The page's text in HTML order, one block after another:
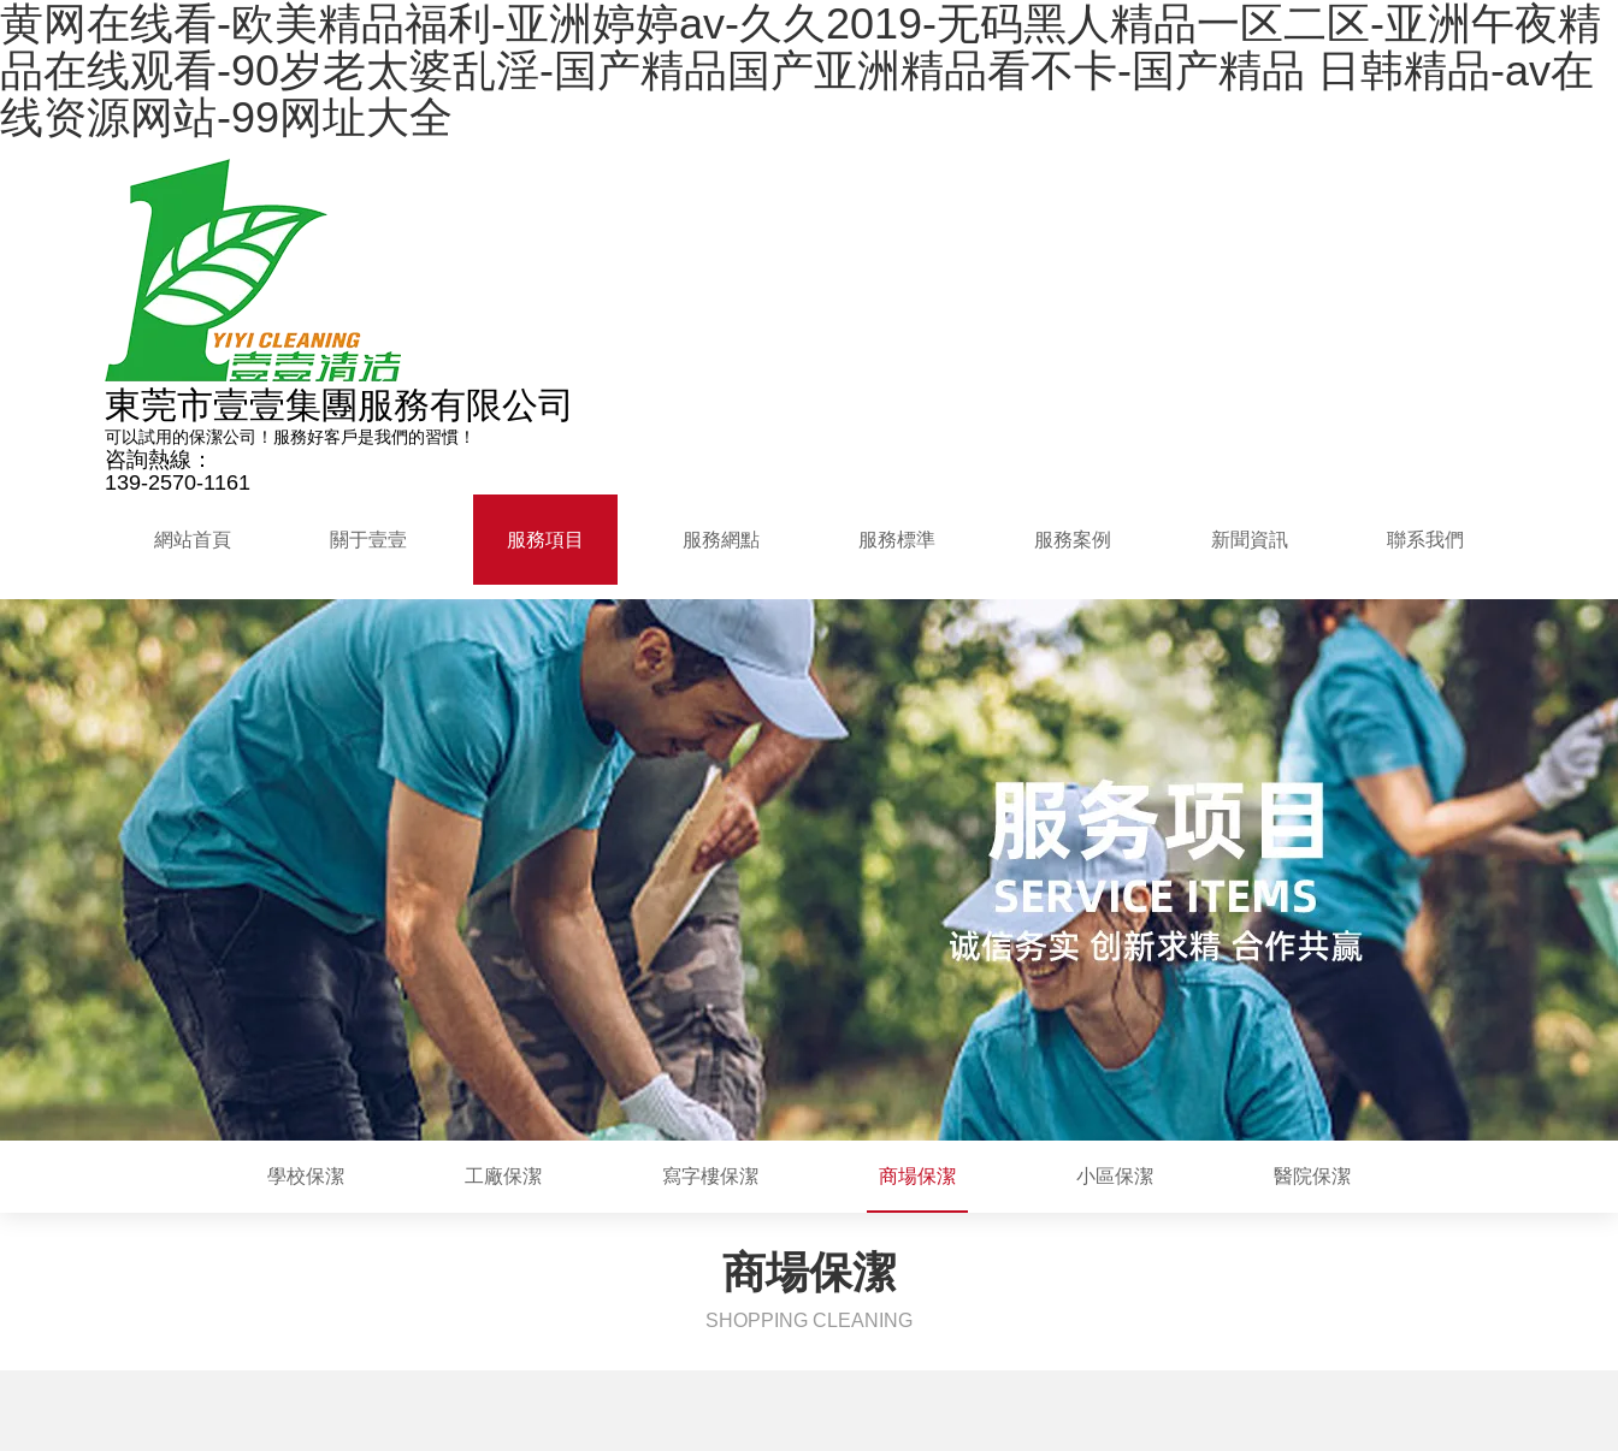
黄网在线看-欧美精品福利-亚洲婷婷av-久久2019-无码黑人精品一区二区-亚洲午夜精
品在线观看-90岁老太婆乱淫-国产精品国产亚洲精品看不卡-国产精品 日韩精品-av在
线资源网站-99网址大全
東莞市壹壹集團服務有限公司
可以試用的保潔公司！服務好客戶是我們的習慣！
咨詢熱線：
139-2570-1161
網站首頁 關于壹壹 服務項目 服務網點 服務標準 服務案例 新聞資訊 聯系我們
學校保潔 工廠保潔 寫字樓保潔 商場保潔 小區保潔 醫院保潔
商場保潔
SHOPPING CLEANING